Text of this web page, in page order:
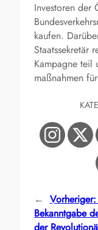
Investoren der
kaufen.
Staatssekretär
Kampagne teil
maßnahmen
← Vorheriger:
Bekanntgabe